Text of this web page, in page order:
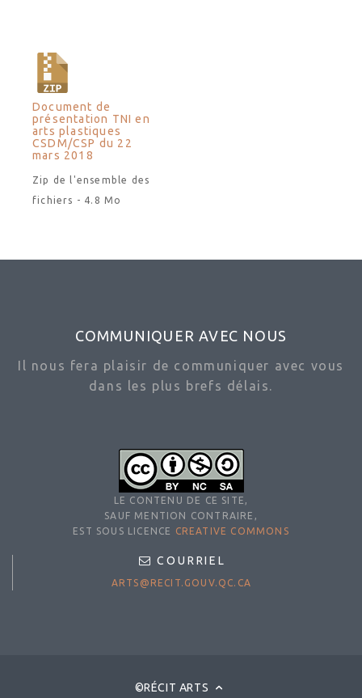
Document de
présentation TNI en
arts plastiques
CSDM/CSP du 22
mars 2018
Zip de l'ensemble des
fichiers - 4.8 Mo
COMMUNIQUER AVEC NOUS
Il nous fera plaisir de communiquer avec vous
dans les plus brefs délais.
LE CONTENU DE CE SITE,
SAUF MENTION CONTRAIRE,
EST SOUS LICENCE
CREATIVE COMMONS
COURRIEL
ARTS@RECIT.GOUV.QC.CA
©RÉCIT ARTS